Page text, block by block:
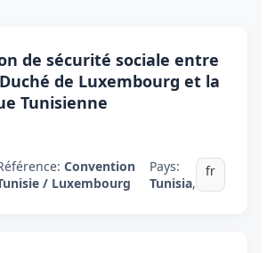
de sécurité sociale entre
de Luxembourg et la
Tunisienne
Convention
/ Luxembourg
Pays:
Tunisia,
fr